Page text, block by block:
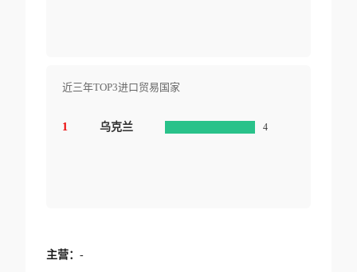
近三年TOP3进口贸易国家
1 乌克兰 4
主营： -